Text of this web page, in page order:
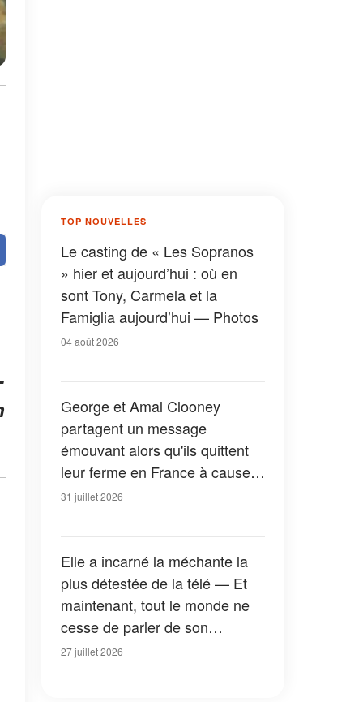
TOP NOUVELLES
Le casting de « Les Sopranos
» hier et aujourd’hui : où en
sont Tony, Carmela et la
Famiglia aujourd’hui — Photos
04 août 2026
George et Amal Clooney
partagent un message
émouvant alors qu'ils quittent
leur ferme en France à cause
des feux de forêt — Tous les
31 juillet 2026
Elle a incarné la méchante la
plus détestée de la télé — Et
maintenant, tout le monde ne
cesse de parler de son
apparition dans la nouvelle
27 juillet 2026